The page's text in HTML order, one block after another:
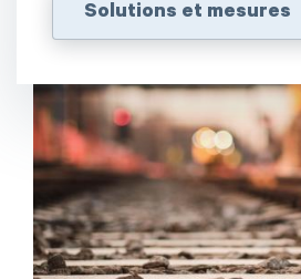
Solutions et mesures